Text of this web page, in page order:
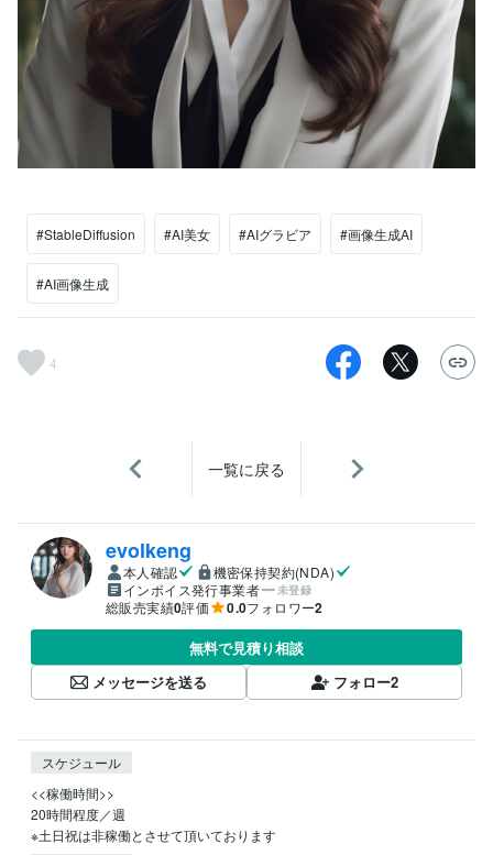
#StableDiffusion #AI美女 #AIグラビア #画像生成AI
#AI画像生成
4
一覧に戻る
evolkeng
本人確認
機密保持契約(NDA)
インボイス発行事業者
未登録
総販売実績0評価 0.0フォロワー2
無料で見積り相談
メッセージを送る
フォロー2
スケジュール
<<稼働時間>>
20時間程度／週
※土日祝は非稼働とさせて頂いております